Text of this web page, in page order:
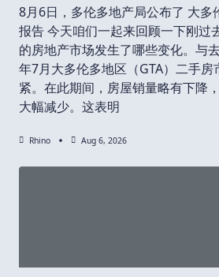
8月6日，多伦多地产局公布了 大多
报告 今天咱们一起来回顾一下刚过
的房地产市场发生了哪些变化。与
年7月大多伦多地区（GTA）二手房
紧。在此期间，房屋销量略有下降
大幅减少。这表明
Rhino Aug 6, 2026